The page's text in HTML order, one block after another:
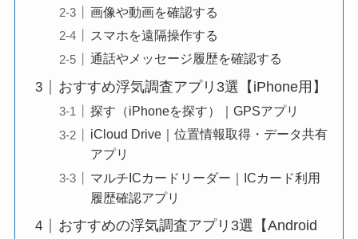
画像や動画を確認する
スマホを遠隔操作する
通話やメッセージ履歴を確認する
おすすめ浮気調査アプリ3選【iPhone用】
探す（iPhoneを探す）｜GPSアプリ
iCloud Drive｜位置情報取得・データ共有
アプリ
マルチICカードリーダー｜ICカード利用
履歴確認アプリ
おすすめの浮気調査アプリ3選【Android